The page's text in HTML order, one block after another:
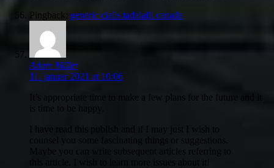
Pingback: generic cialis tadalafil canada
Adam Miller
11. januar 2021 at 10:06
It’s appropriate time to make a few plans for the future and it
is time to be happy.
I have read this publish and if I may just I wish to
counsel you some fascinating things or suggestions.
Maybe you can write subsequent articles referring to
this article. I wish to learn more issues about it!